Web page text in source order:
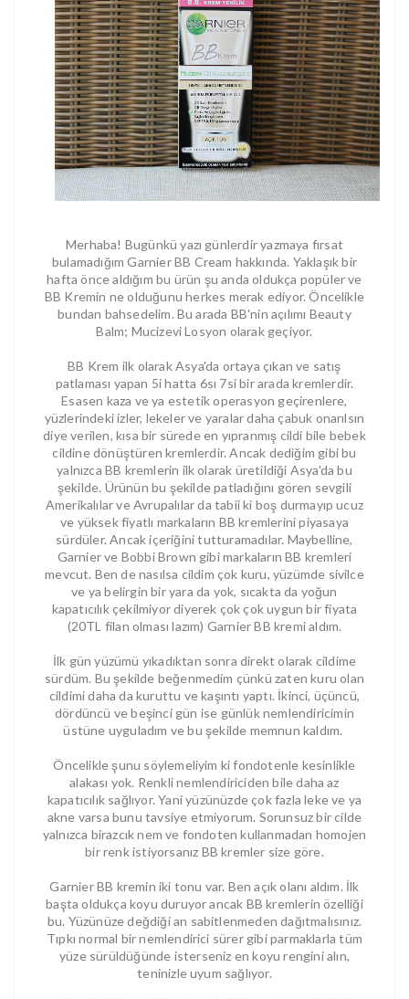
Merhaba! Bugünkü yazı günlerdir yazmaya fırsat
bulamadığım Garnier BB Cream hakkında. Yaklaşık bir
hafta önce aldığım bu ürün şu anda oldukça popüler ve
BB Kremin ne olduğunu herkes merak ediyor. Öncelikle
bundan bahsedelim. Bu arada BB'nin açılımı Beauty
Balm; Mucizevi Losyon olarak geçiyor.
BB Krem ilk olarak Asya'da ortaya çıkan ve satış
patlaması yapan 5i hatta 6sı 7si bir arada kremlerdir.
Esasen kaza ve ya estetik operasyon geçirenlere,
yüzlerindeki izler, lekeler ve yaralar daha çabuk onarılsın
diye verilen, kısa bir sürede en yıpranmış cildi bile bebek
cildine dönüştüren kremlerdir. Ancak dediğim gibi bu
yalnızca BB kremlerin ilk olarak üretildiği Asya'da bu
şekilde. Ürünün bu şekilde patladığını gören sevgili
Amerikalılar ve Avrupalılar da tabii ki boş durmayıp ucuz
ve yüksek fiyatlı markaların BB kremlerini piyasaya
sürdüler. Ancak içeriğini tutturamadılar. Maybelline,
Garnier ve Bobbi Brown gibi markaların BB kremleri
mevcut. Ben de nasılsa cildim çok kuru, yüzümde sivilce
ve ya belirgin bir yara da yok, sıcakta da yoğun
kapatıcılık çekilmiyor diyerek çok çok uygun bir fiyata
(20TL filan olması lazım) Garnier BB kremi aldım.
İlk gün yüzümü yıkadıktan sonra direkt olarak cildime
sürdüm. Bu şekilde beğenmedim çünkü zaten kuru olan
cildimi daha da kuruttu ve kaşıntı yaptı. İkinci, üçüncü,
dördüncü ve beşinci gün ise günlük nemlendiricimin
üstüne uyguladım ve bu şekilde memnun kaldım.
Öncelikle şunu söylemeliyim ki fondotenle kesinlikle
alakası yok. Renkli nemlendiriciden bile daha az
kapatıcılık sağlıyor. Yani yüzünüzde çok fazla leke ve ya
akne varsa bunu tavsiye etmiyorum. Sorunsuz bir cilde
yalnızca birazcık nem ve fondoten kullanmadan homojen
bir renk istiyorsanız BB kremler size göre.
Garnier BB kremin iki tonu var. Ben açık olanı aldım. İlk
başta oldukça koyu duruyor ancak BB kremlerin özelliği
bu. Yüzünüze değdiği an sabitlenmeden dağıtmalısınız.
Tıpkı normal bir nemlendirici sürer gibi parmaklarla tüm
yüze sürüldüğünde isterseniz en koyu rengini alın,
teninizle uyum sağlıyor.